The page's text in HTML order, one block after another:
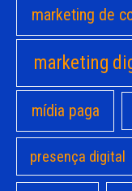
marketing de
marketing
mídia paga
presença digital